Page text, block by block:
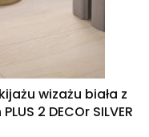
wizażu biała z
2 DECOr SILVER